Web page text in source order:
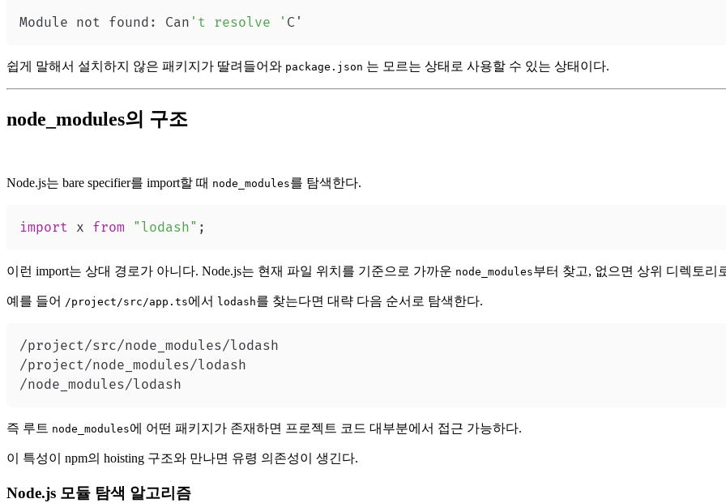
Module not found: Can 't resolve ' C'
쉽게 말해서 설치하지 않은 패키지가 딸려들어와 package.json 는 모르는 상태로 사용할 수 있는 상태이다.
node_modules의 구조
Node.js는 bare specifier를 import할 때 node_modules를 탐색한다.
import x from "lodash" ;
이런 import는 상대 경로가 아니다. Node.js는 현재 파일 위치를 기준으로 가까운 node_modules부터 찾고, 없으면 상위 디렉토리
예를 들어 /project/src/app.ts에서 lodash를 찾는다면 대략 다음 순서로 탐색한다.
/node_modules/lodash
즉 루트 node_modules에 어떤 패키지가 존재하면 프로젝트 코드 대부분에서 접근 가능하다.
이 특성이 npm의 hoisting 구조와 만나면 유령 의존성이 생긴다.
Node.js 모듈 탐색 알고리즘